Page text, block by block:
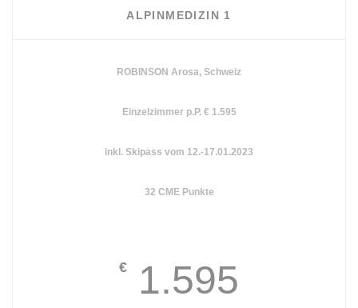
ALPINMEDIZIN 1
ROBINSON Arosa, Schweiz
Einzelzimmer p.P. € 1.595
inkl. Skipass vom 12.-17.01.2023
32 CME Punkte
1.595